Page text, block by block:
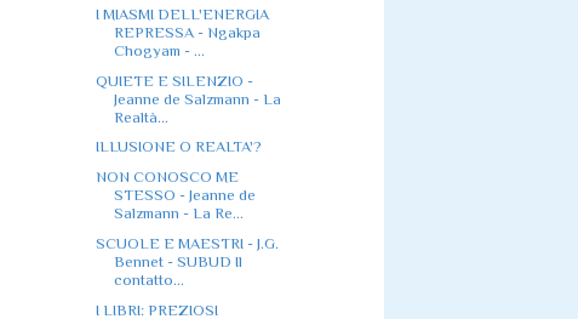
I MIASMI DELL'ENERGIA
REPRESSA - Ngakpa
Chogyam - ...
QUIETE E SILENZIO -
Jeanne de Salzmann - La
Realtà...
ILLUSIONE O REALTA'?
NON CONOSCO ME
STESSO - Jeanne de
Salzmann - La Re...
SCUOLE E MAESTRI - J.G.
Bennet - SUBUD Il
contatto...
I LIBRI: PREZIOSI